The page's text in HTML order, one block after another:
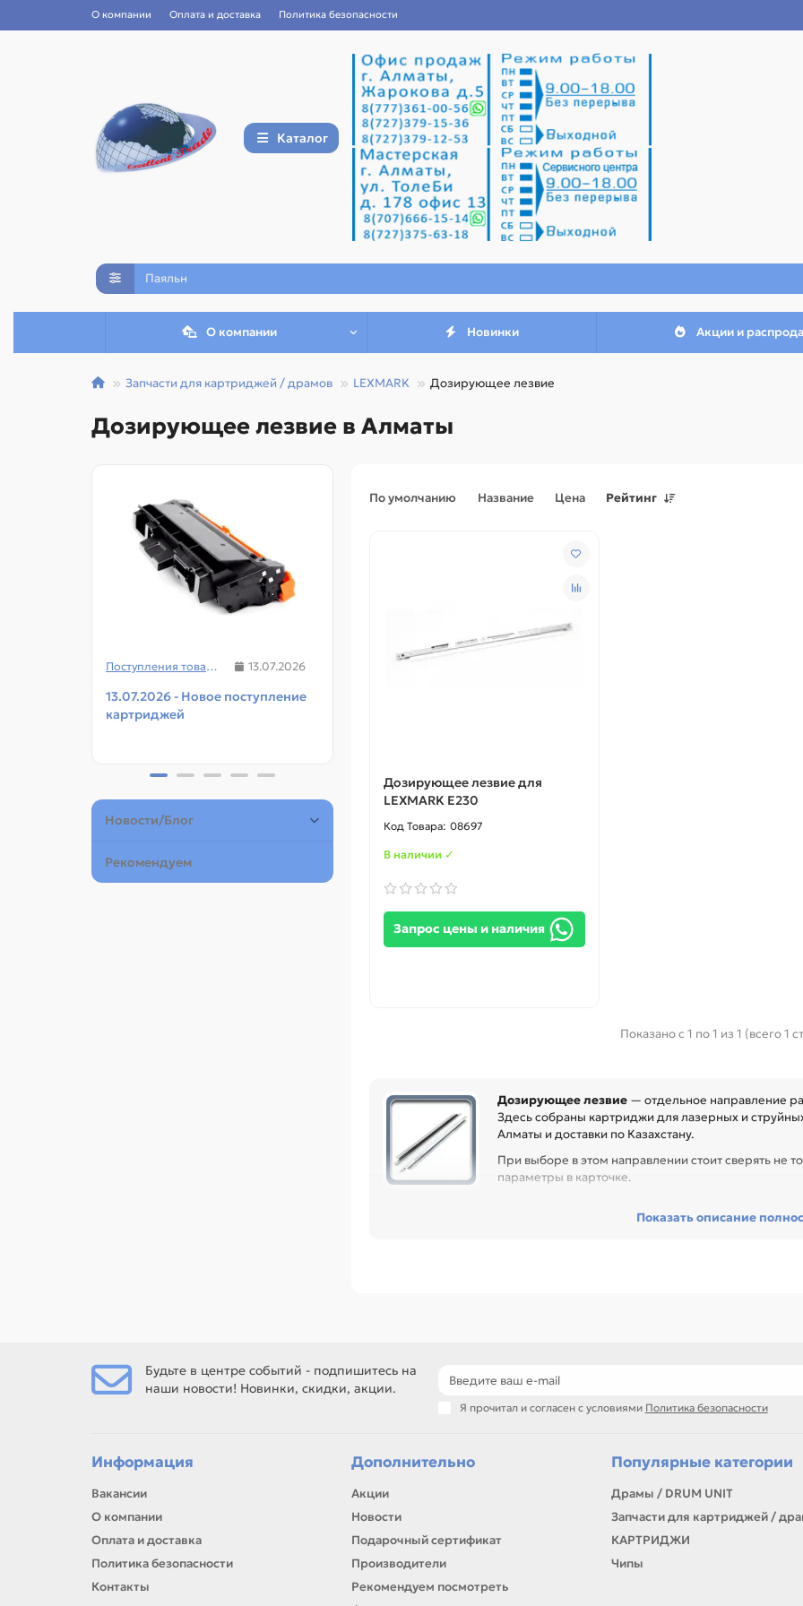
О компании Оплата и доставка Политика безопасности
Каталог
О компании Новинки Акции и
Запчасти для картриджей / драмов LEXMARK Дозирующее лезвие
Дозирующее лезвие в Алматы
Поступления товаров 13.07.2026
13.07.2026 - Новое поступление
картриджей
Новости/Блог
Рекомендуем
По умолчанию Название Цена Рейтинг
Дозирующее лезвие для
LEXMARK E230
08697
В наличии ✓
Запрос цены и наличия
Показано с 1 по 1 из 1 (всего 1
Дозирующее лезвие — отдельное направление
Здесь собраны картриджи для лазерных и
Алматы и доставки по Казахстану.
При выборе в этом направлении стоит сверять не
параметры в карточке.
расходник без ошибок по совместимости, особенно при обслуживании
самовывоз и доставка по Алматы, отправка по Казахстану
Если параметры в карточке совпадают с вашей моделью или задачей,
Показать описание
Будьте в центре событий - подпишитесь на
наши новости! Новинки, скидки, акции.
Я прочитал и согласен с условиями Политика безопасности
Информация
Вакансии
О компании
Оплата и доставка
Политика безопасности
Контакты
Дополнительно
Акции
Новости
Подарочный сертификат
Производители
Рекомендуем посмотреть
Популярные категории
Драмы / DRUM UNIT
Запчасти для картриджей /
КАРТРИДЖИ
Чипы